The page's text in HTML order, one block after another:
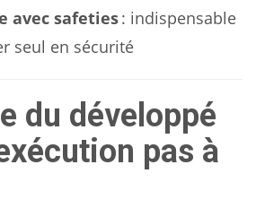
avec safeties: indispensable
seul en sécurité
du développé
pas à